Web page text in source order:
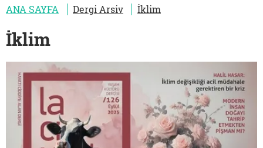
ANA SAYFA Dergi Arsiv İklim
İklim